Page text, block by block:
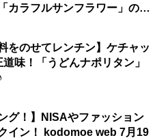
カラフルサンフラワー」の作
をのせてレンチン】ケチャッ
味！「うどんナポリタン」
グ！】NISAやファッション
イン！ kodomoe web 7月19